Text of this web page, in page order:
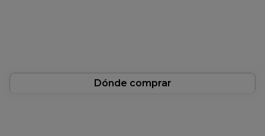
Dónde comprar